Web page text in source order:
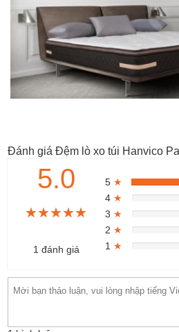
Đánh giá Đệm lò xo túi Hanvico
5.0
★★★★★
★★★★★
★★★★★
1 đánh giá
5 ★
4 ★
3 ★
2 ★
1 ★